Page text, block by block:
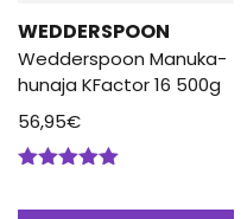
WEDDERSPOON
Wedderspoon Manuka-
hunaja KFactor 16 500g
56,95€